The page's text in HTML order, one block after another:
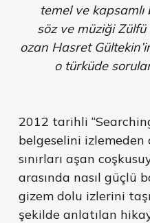
temel ve
söz ve müziği
ozan Hasret
o türküde
2012 tarihli
belgeselini izlemeden
sınırları aşan
arasında nasıl güçlü
gizem dolu izlerini
şekilde anlatılan